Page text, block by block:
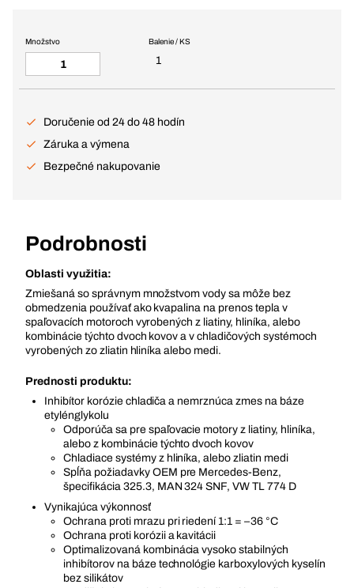
Balenie / KS
1
Množstvo
Doručenie od 24 do 48 hodín
Záruka a výmena
Bezpečné nakupovanie
Podrobnosti
Oblasti využitia:
Zmiešaná so správnym množstvom vody sa môže bez
obmedzenia používať ako kvapalina na prenos tepla v
spaľovacích motoroch vyrobených z liatiny, hliníka, alebo
kombinácie týchto dvoch kovov a v chladičových systémoch
vyrobených zo zliatin hliníka alebo medi.
Prednosti produktu:
Inhibítor korózie chladiča a nemrznúca zmes na báze
etylénglykolu
Odporúča sa pre spaľovacie motory z liatiny, hliníka,
alebo z kombinácie týchto dvoch kovov
Chladiace systémy z hliníka, alebo zliatin medi
Spĺňa požiadavky OEM pre Mercedes-Benz,
špecifikácia 325.3, MAN 324 SNF, VW TL 774 D
Vynikajúca výkonnosť
Ochrana proti mrazu pri riedení 1:1 = –36 °C
Ochrana proti korózii a kavitácii
Optimalizovaná kombinácia vysoko stabilných
inhibítorov na báze technológie karboxylových kyselín
bez silikátov